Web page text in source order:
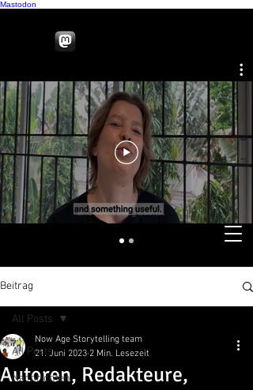
Mastodon
Beitrag
All Posts
Nachrichten
All Posts
Autoren, Redakteure,
Now Age Storytelling team
21. Juni 2023 2 Min. Lesezeit